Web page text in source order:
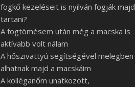
fogkő kezeléseit is nyilván fogják majd
tartani?
A fogtömésem után még a macska is
aktívabb volt nálam
A hőszivattyú segítségével melegben
alhatnak majd a macskáim
A kolléganőm unatkozott,